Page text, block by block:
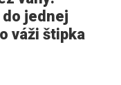
jednej
váži štipka